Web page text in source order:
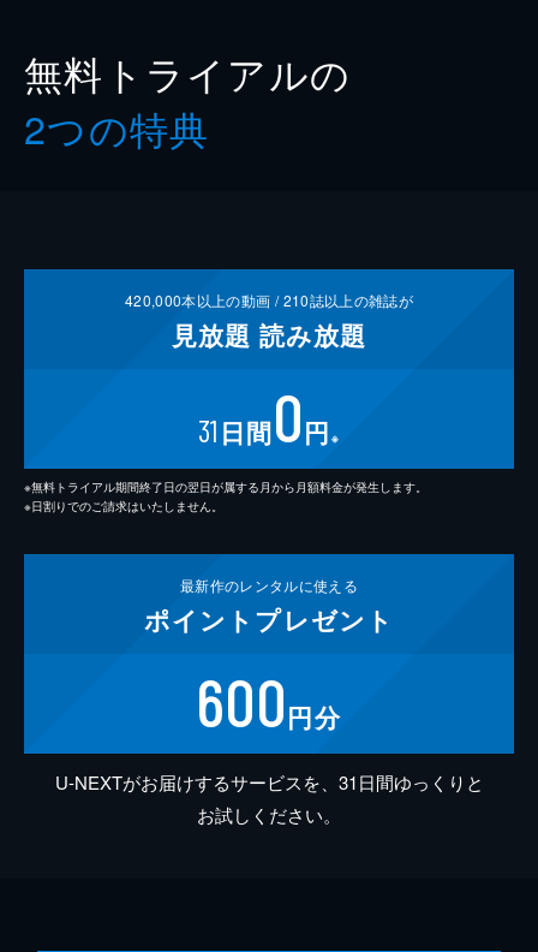
無料トライアルの
2つの特典
420,000本以上の動画 /210誌以上の雑誌が
見放題 読み放題
31 日間0円 ※
※無料トライアル期間終了日の翌日が属する月から月額料金が発生します。
※日割りでのご請求はいたしません。
最新作のレンタルに使える
ポイント プレゼント
600円分
U-NEXTがお届けするサービスを、31日間ゆっくりと
お試しください。